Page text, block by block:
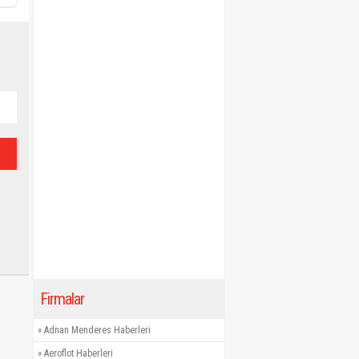
Firmalar
» Adnan Menderes Haberleri
» Aeroflot Haberleri